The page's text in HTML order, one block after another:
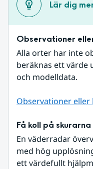
Lär dig
Observationer
Alla orter har inte
beräknas ett värde
och modelldata.
Observationer eller
Få koll på skurarna
En väderradar
med hög
ett värdefullt